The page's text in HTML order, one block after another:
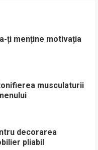
ți menține motivația
musculaturii
decorarea
pliabil